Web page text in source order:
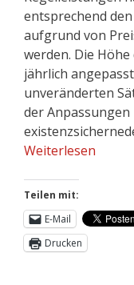
entsprechend
aufgrund von
werden. Die
jährlich
unveränderten
der
Weiterlesen
Teilen mit:
E-Mail
Drucken